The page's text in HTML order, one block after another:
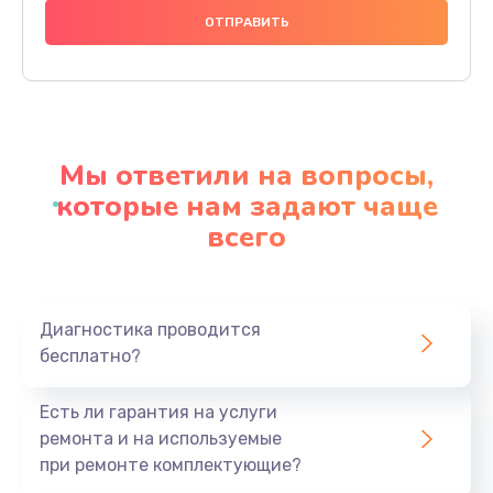
1000 руб.
Заказать
Профилактическая чистка
Заказать
Мы ответили на вопросы,
которые нам задают чаще
всего
Диагностика проводится
бесплатно?
Есть ли гарантия на услуги
ремонта и на используемые
при ремонте комплектующие?